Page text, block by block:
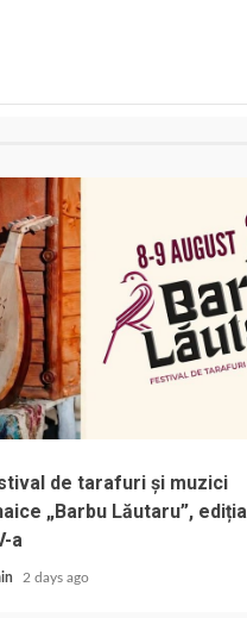
de tarafuri și muzici
„Barbu Lăutaru”, ediția
a
2 days ago